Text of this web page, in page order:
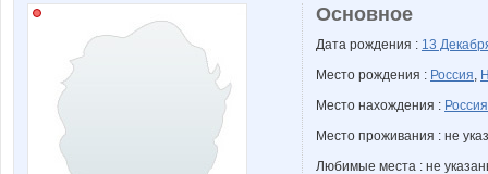
Основное
Дата рождения : 13
Место рождения : Россия,
Место нахождения : Россия
Место проживания : не
Любимые места : не